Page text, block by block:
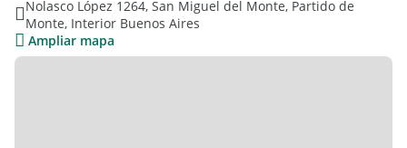
Nolasco López 1264, San Miguel del Monte, Partido de
Monte, Interior Buenos Aires
Ampliar mapa